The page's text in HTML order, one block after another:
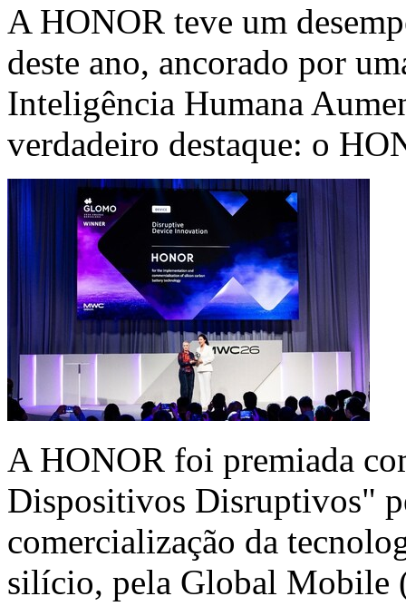
A HONOR teve um
deste ano, ancorado por
Inteligência Humana
verdadeiro destaque: o
A HONOR foi premiada
Dispositivos Disruptivos"
comercialização da
silício, pela Global